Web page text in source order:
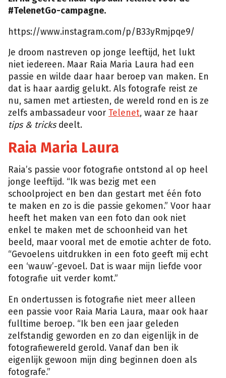
#TelenetGo-campagne.
https://www.instagram.com/p/B33yRmjpqe9/
Je droom nastreven op jonge leeftijd, het lukt
niet iedereen. Maar Raia Maria Laura had een
passie en wilde daar haar beroep van maken. En
dat is haar aardig gelukt. Als fotografe reist ze
nu, samen met artiesten, de wereld rond en is ze
zelfs ambassadeur voor Telenet, waar ze haar
tips & tricksdeelt.
Raia Maria Laura
Raia’s passie voor fotografie ontstond al op heel
jonge leeftijd. “Ik was bezig met een
schoolproject en ben dan gestart met één foto
te maken en zo is die passie gekomen.” Voor haar
heeft het maken van een foto dan ook niet
enkel te maken met de schoonheid van het
beeld, maar vooral met de emotie achter de foto.
“Gevoelens uitdrukken in een foto geeft mij echt
een ‘wauw’-gevoel. Dat is waar mijn liefde voor
fotografie uit verder komt.”
En ondertussen is fotografie niet meer alleen
een passie voor Raia Maria Laura, maar ook haar
fulltime beroep. “Ik ben een jaar geleden
zelfstandig geworden en zo dan eigenlijk in de
fotografiewereld gerold. Vanaf dan ben ik
eigenlijk gewoon mijn ding beginnen doen als
fotografe.”